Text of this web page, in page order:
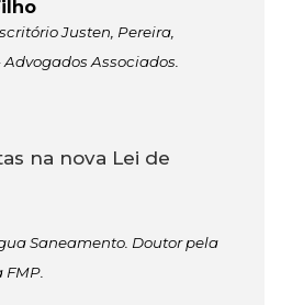
Justen, Pereira,
Associados.
na nova Lei de
Saneamento. Doutor pela
FMP.